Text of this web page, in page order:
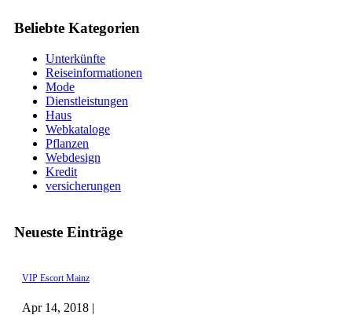
Beliebte Kategorien
Unterkünfte
Reiseinformationen
Mode
Dienstleistungen
Haus
Webkataloge
Pflanzen
Webdesign
Kredit
versicherungen
Neueste Einträge
VIP Escort Mainz
Apr 14, 2018 |